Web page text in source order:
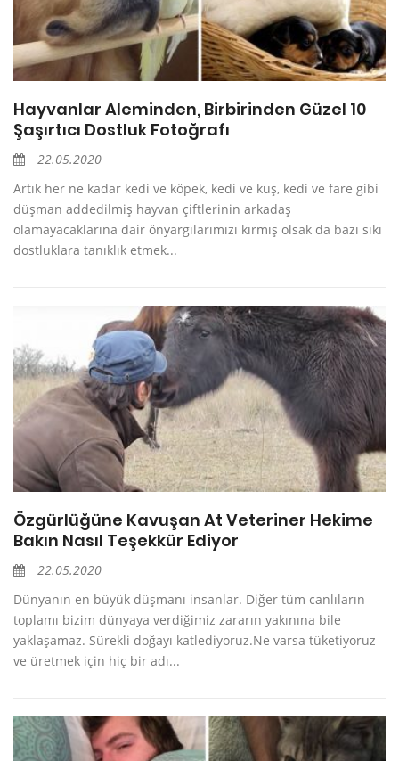
Hayvanlar Aleminden, Birbirinden Güzel 10
Şaşırtıcı Dostluk Fotoğrafı
22.05.2020
Artık her ne kadar kedi ve köpek, kedi ve kuş, kedi ve fare gibi
düşman addedilmiş hayvan çiftlerinin arkadaş
olamayacaklarına dair önyargılarımızı kırmış olsak da bazı sıkı
dostluklara tanıklık etmek...
Özgürlüğüne Kavuşan At Veteriner Hekime
Bakın Nasıl Teşekkür Ediyor
22.05.2020
Dünyanın en büyük düşmanı insanlar. Diğer tüm canlıların
toplamı bizim dünyaya verdiğimiz zararın yakınına bile
yaklaşamaz. Sürekli doğayı katlediyoruz.Ne varsa tüketiyoruz
ve üretmek için hiç bir adı...